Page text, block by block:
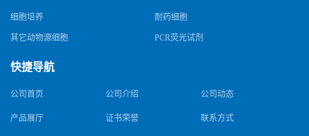
细胞培养 耐药细胞
其它动物源细胞 PCR荧光试剂
快捷导航
公司首页 公司介绍 公司动态
产品展厅 证书荣誉 联系方式